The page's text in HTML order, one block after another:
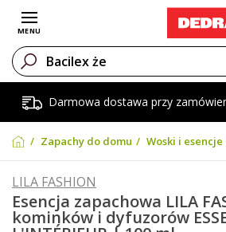
Darmowa dostawa przy
Otwórz menu
MENU
Zapachy do domu Woski i esencje
LILA FASHION
Esencja zapachowa LILA
kominków i dyfuzorów